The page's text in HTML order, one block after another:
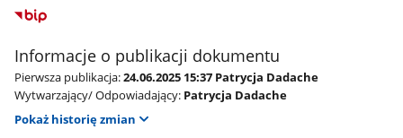
Informacje o publikacji dokumentu
Pierwsza publikacja:24.06.2025 15:37 Patrycja Dadache
Wytwarzający/ Odpowiadający: Patrycja Dadache
Pokaż historię zmian